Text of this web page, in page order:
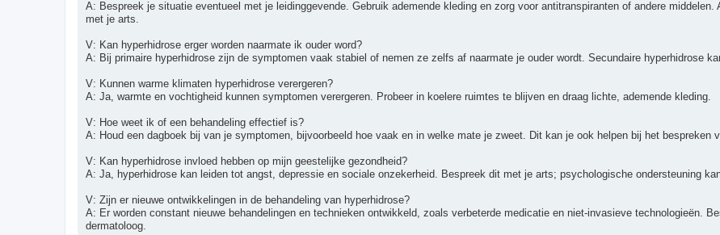
A: Bespreek je situatie eventueel met je leidinggevende. Gebruik ademende kleding en zorg voor antitranspiranten of andere
met je arts.
V: Kan hyperhidrose erger worden naarmate ik ouder word?
A: Bij primaire hyperhidrose zijn de symptomen vaak stabiel of nemen ze zelfs af naarmate je ouder wordt. Secundaire hyperhidrose
V: Kunnen warme klimaten hyperhidrose verergeren?
A: Ja, warmte en vochtigheid kunnen symptomen verergeren. Probeer in koelere ruimtes te blijven en draag lichte, ademende kleding.
V: Hoe weet ik of een behandeling effectief is?
A: Houd een dagboek bij van je symptomen, bijvoorbeeld hoe vaak en in welke mate je zweet. Dit kan je ook helpen bij het bespreken
V: Kan hyperhidrose invloed hebben op mijn geestelijke gezondheid?
A: Ja, hyperhidrose kan leiden tot angst, depressie en sociale onzekerheid. Bespreek dit met je arts; psychologische ondersteuning
V: Zijn er nieuwe ontwikkelingen in de behandeling van hyperhidrose?
A: Er worden constant nieuwe behandelingen en technieken ontwikkeld, zoals verbeterde medicatie en niet-invasieve technologieën.
dermatoloog.